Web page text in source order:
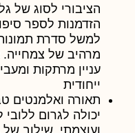
הציבורי לסוג של
הזדמנות לספר
למשל סדרת תמונות
מרהיב של צמחייה.
עניין מרתקות
ייחודית
תאורה ואלמנטים
יכולה לגרום ללובי
ועוצמתי. שילוב של